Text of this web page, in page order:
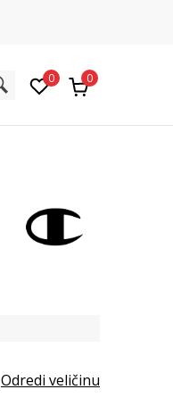
0 0
Odredi veličinu